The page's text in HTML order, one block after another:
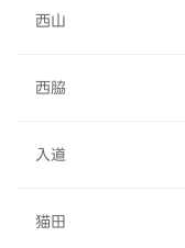
西山
西脇
入道
猫田